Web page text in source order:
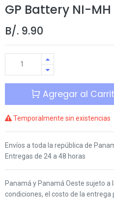
GP Battery NI-
B/. 9.90
Agregar al
Temporalmente sin existencias
Envíos a toda la república de
Entregas de 24 a 48 horas
Panamá y Panamá Oeste sujeto a
condiciones, el costo de la entrega